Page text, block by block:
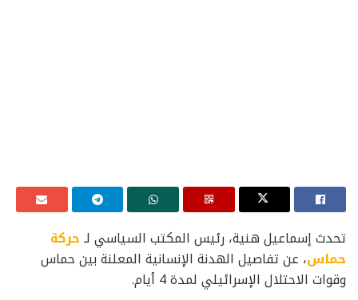
تحدث إسماعيل هنية، رئيس المكتب السياسي لـحركة
حماس، عن تفاصيل الهدنة الإنسانية المعلنة بين حماس
وقوات الاحتلال الإسرائيلي لمدة 4 أيام.